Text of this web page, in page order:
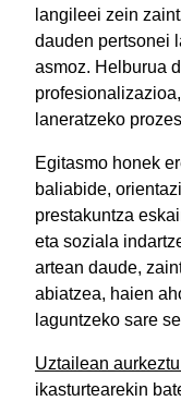
langileei zein
dauden pertsonei
asmoz. Helburua
laneratzeko
Egitasmo honek
baliabide,
prestakuntza
eta soziala
artean daude,
abiatzea, haien
laguntzeko sare
Uztailean
ikasturtearekin